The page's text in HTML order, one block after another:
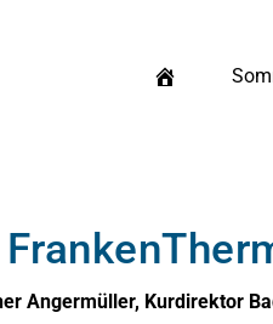
Angermüller, Kurdirektor